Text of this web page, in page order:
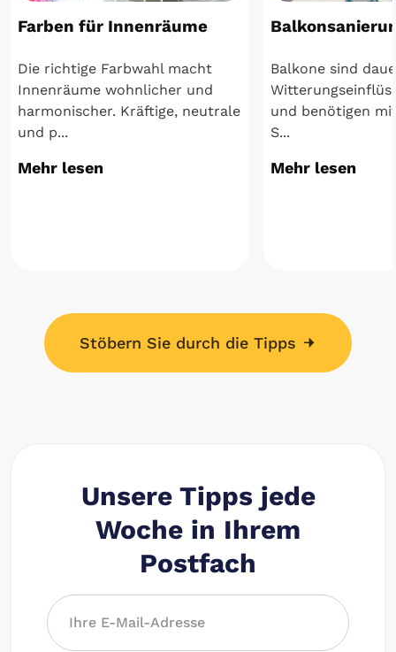
Farben für Innenräume
Die richtige Farbwahl macht
Innenräume wohnlicher und
harmonischer. Kräftige, neutrale
und p...
Mehr lesen
Balkone sind
und benötigen
S...
Mehr lesen
Stöbern Sie durch die Tipps
Unsere Tipps jede
Woche in Ihrem
Postfach